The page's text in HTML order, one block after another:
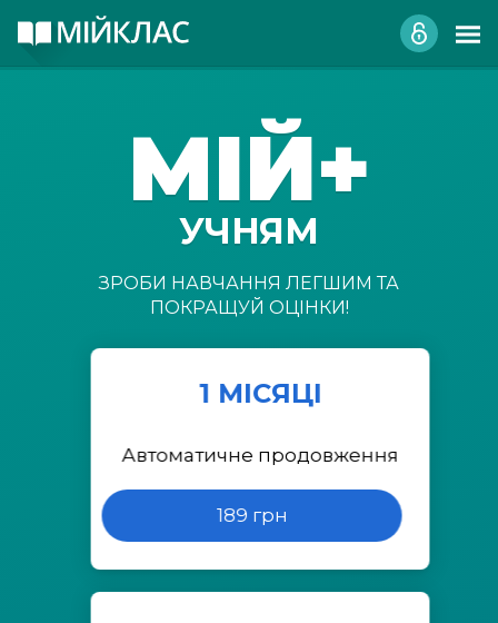
МІЙ+
УЧНЯМ
ЗРОБИ НАВЧАННЯ ЛЕГШИМ ТА
ПОКРАЩУЙ ОЦІНКИ!
1 МІСЯЦІ
Автоматичне продовження
189 грн